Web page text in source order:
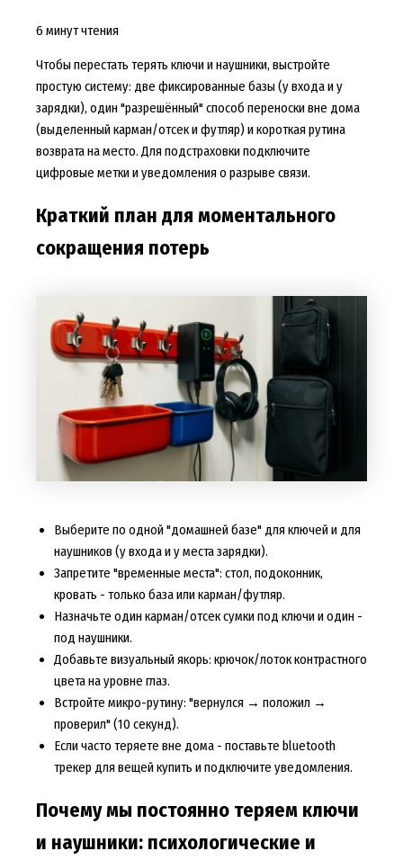
6 минут чтения
Чтобы перестать терять ключи и наушники, выстройте
простую систему: две фиксированные базы (у входа и у
зарядки), один "разрешённый" способ переноски вне дома
(выделенный карман/отсек и футляр) и короткая рутина
возврата на место. Для подстраховки подключите
цифровые метки и уведомления о разрыве связи.
Краткий план для моментального
сокращения потерь
Выберите по одной "домашней базе" для ключей и для
наушников (у входа и у места зарядки).
Запретите "временные места": стол, подоконник,
кровать - только база или карман/футляр.
Назначьте один карман/отсек сумки под ключи и один -
под наушники.
Добавьте визуальный якорь: крючок/лоток контрастного
цвета на уровне глаз.
Встройте микро-рутину: "вернулся → положил →
проверил" (10 секунд).
Если часто теряете вне дома - поставьте bluetooth
трекер для вещей купить и подключите уведомления.
Почему мы постоянно теряем ключи
и наушники: психологические и